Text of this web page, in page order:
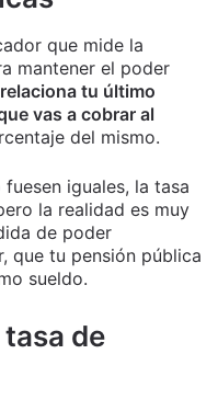
que mide la
mantener el poder
relaciona tu último
vas a cobrar al
del mismo.
iguales, la tasa
la realidad es muy
de poder
que tu pensión pública
sueldo.
de